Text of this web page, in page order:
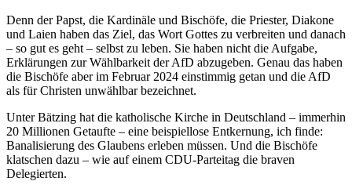
Denn der Papst, die Kardinäle und Bischöfe, die Priester, Diakone
und Laien haben das Ziel, das Wort Gottes zu verbreiten und danach
– so gut es geht – selbst zu leben. Sie haben nicht die Aufgabe,
Erklärungen zur Wählbarkeit der AfD abzugeben. Genau das haben
die Bischöfe aber im Februar 2024 einstimmig getan und die AfD
als für Christen unwählbar bezeichnet.
Unter Bätzing hat die katholische Kirche in Deutschland – immerhin
20 Millionen Getaufte – eine beispiellose Entkernung, ich finde:
Banalisierung des Glaubens erleben müssen. Und die Bischöfe
klatschen dazu – wie auf einem CDU-Parteitag die braven
Delegierten.